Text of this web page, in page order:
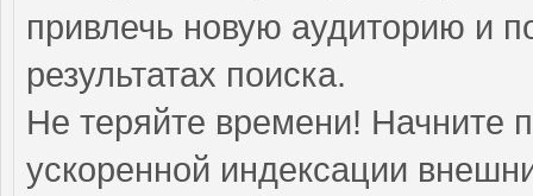
привлечь новую аудиторию и
результатах поиска.
Не теряйте времени! Начните
ускоренной индексации